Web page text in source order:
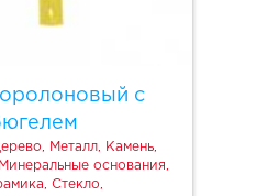
с
Металл, Камень,
основания,
Стекло,